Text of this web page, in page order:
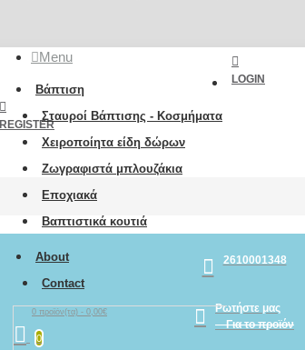
Menu
Βάπτιση
Σταυροί Βάπτισης - Κοσμήματα
Χειροποίητα είδη δώρων
Ζωγραφιστά μπλουζάκια
Εποχιακά
Βαπτιστικά κουτιά
About
Contact
0 προϊόν(τα) - 0,00€
0
LOGIN
REGISTER
2610001348
Ρωτήστε μας
Για το προϊόν